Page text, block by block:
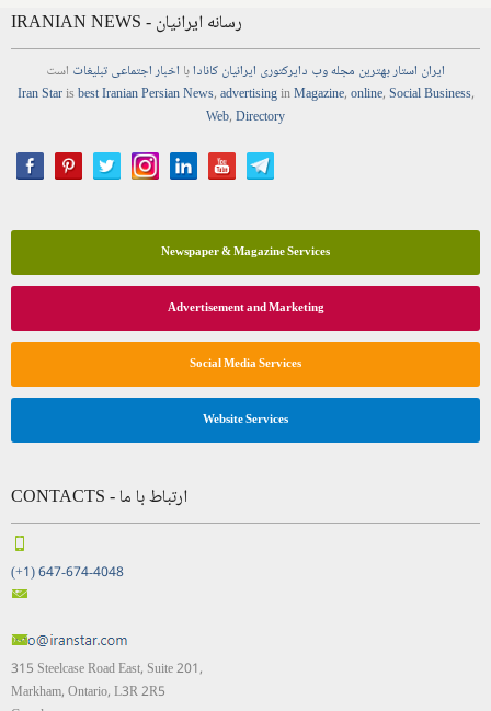
IRANIAN NEWS - رسانه ایرانیان
ایران استاربهترین مجلهوب دایرکتوری ایرانیان کانادابا اخباراجتماعیتبلیغات است
Iran Starisbest Iranian PersianNews,advertisinginMagazine,online,Social Business,
Web,Directory
Newspaper & Magazine Services
Advertisement and Marketing
Social Media Services
Website Services
CONTACTS - ارتباط با ما
(+1) 647-674-4048
315 Steelcase Road East, Suite 201,
Markham, Ontario, L3R 2R5